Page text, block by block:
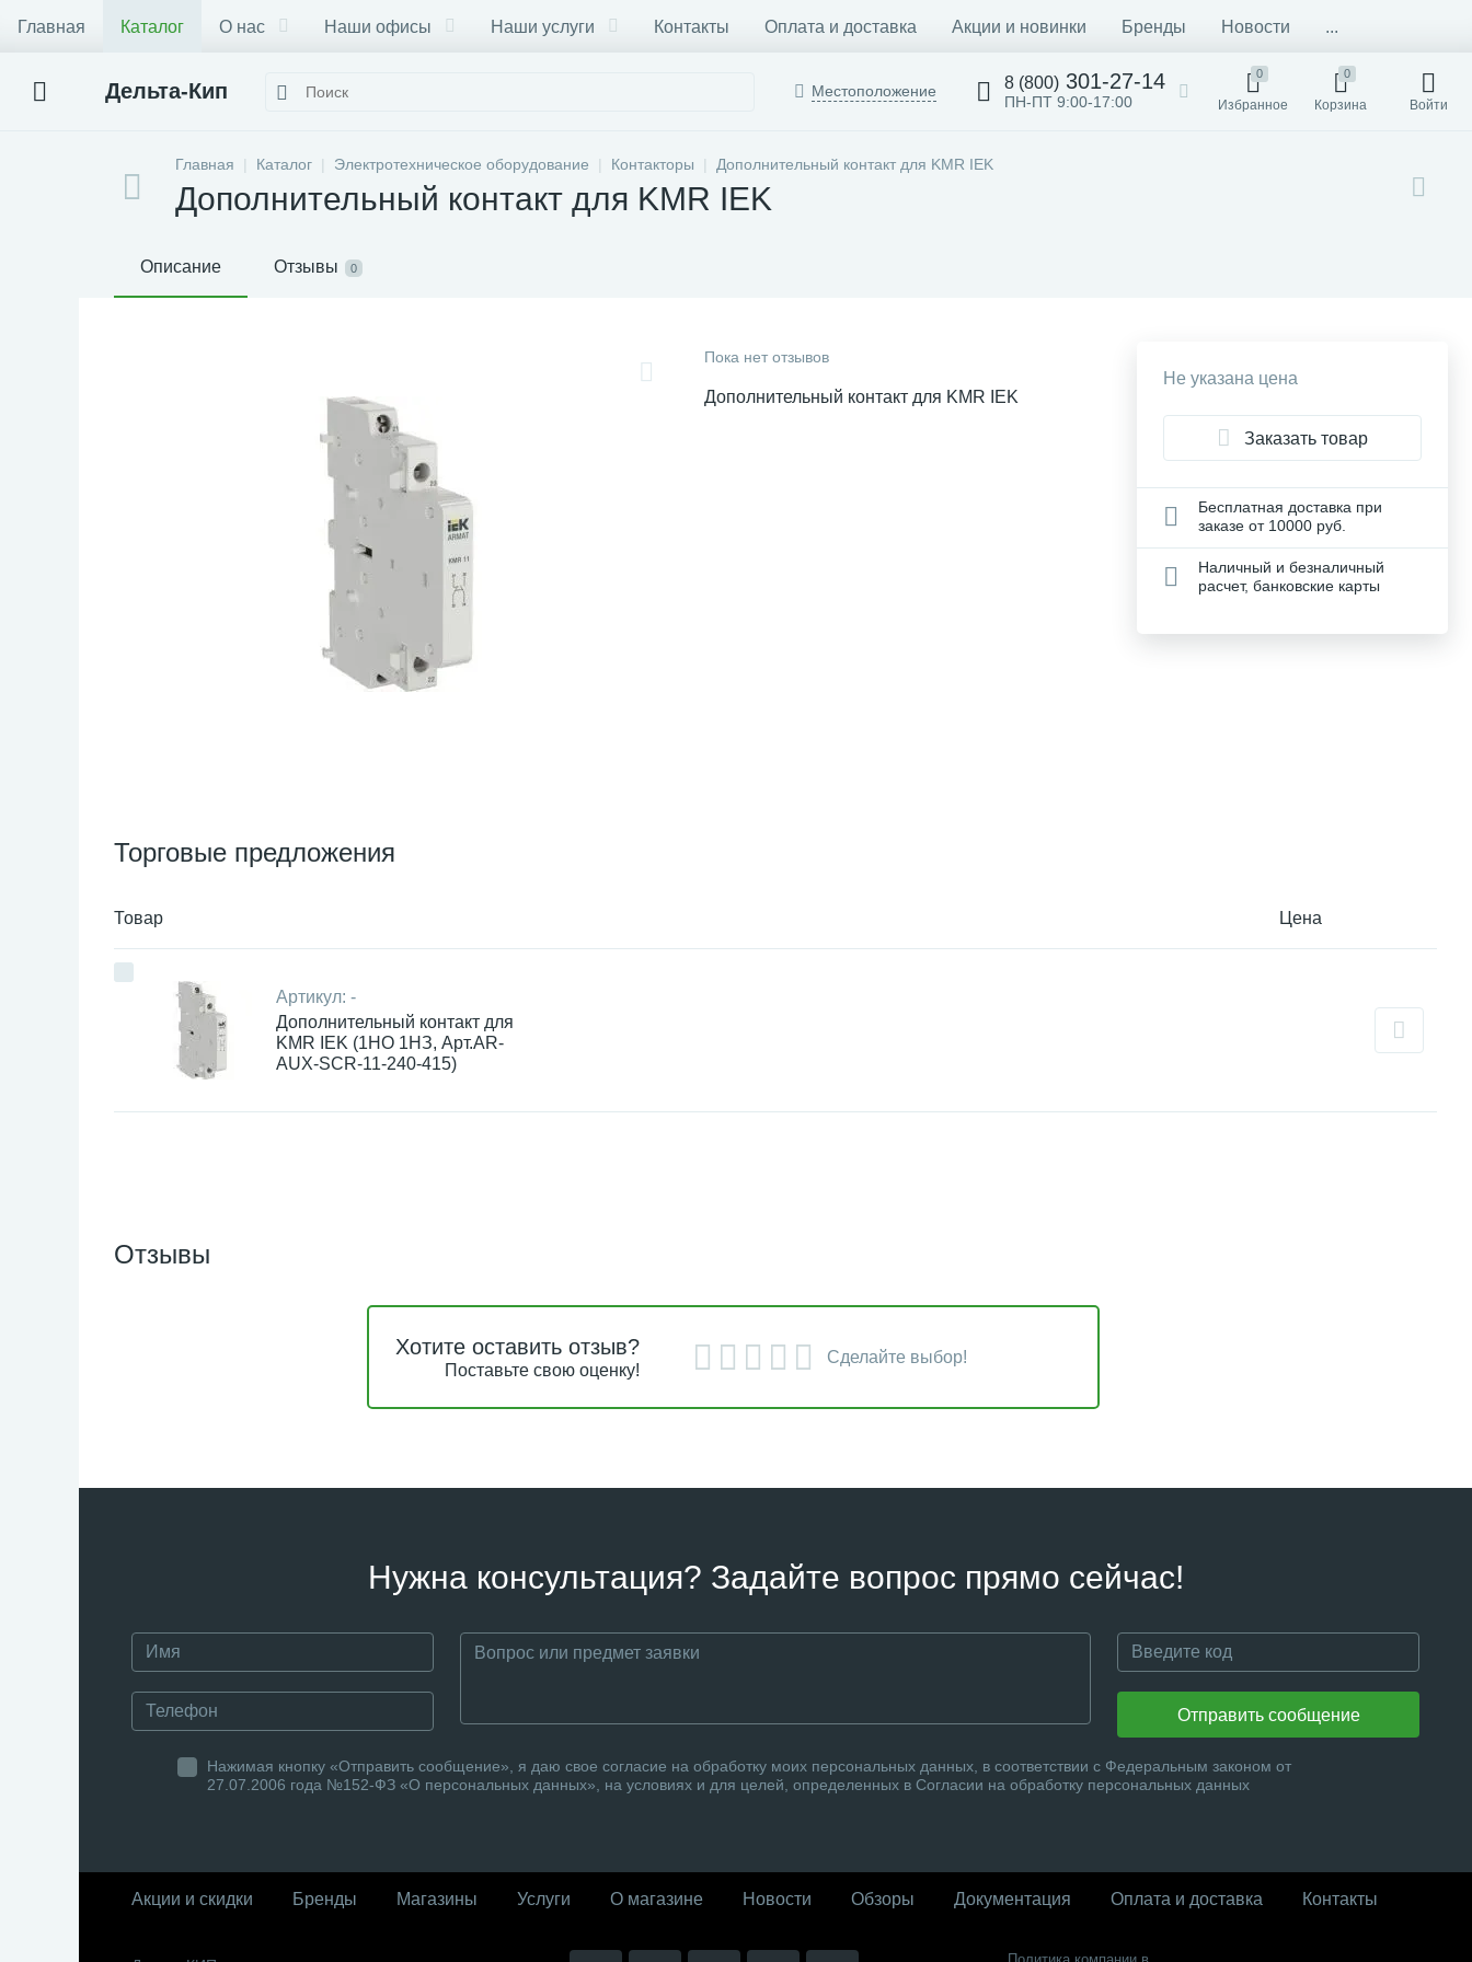
Главная Каталог О нас Наши офисы Наши услуги Контакты Оплата и доставка Акции и новинки Бренды Новости ...
Дельта-Кип Местоположение 8 (800) 301-27-14
ПН-ПТ 9:00-17:00
0
Избранное
0
Корзина Войти
Главная Каталог Электротехническое оборудование Контакторы Дополнительный контакт для KMR IEK
Дополнительный контакт для KMR IEK
Описание Отзывы 0
Пока нет отзывов
Дополнительный контакт для KMR IEK
Торговые предложения
Товар Цена
Артикул: -
Дополнительный контакт для
KMR IEK (1НО 1НЗ, Арт.AR-
AUX-SCR-11-240-415)
Не указана цена
Заказать товар
Бесплатная доставка при
заказе от 10000 руб.
Наличный и безналичный
расчет, банковские карты
Отзывы
Хотите оставить отзыв?
Поставьте свою оценку!
Сделайте выбор!
Нужна консультация? Задайте вопрос прямо сейчас!
Отправить сообщение
Нажимая кнопку «Отправить сообщение», я даю свое согласие на обработку моих персональных данных, в соответствии с Федеральным законом от
27.07.2006 года №152-ФЗ «О персональных данных», на условиях и для целей, определенных в Согласии на обработку персональных данных
Акции и скидки Бренды Магазины Услуги О магазине Новости Обзоры Документация Оплата и доставка Контакты